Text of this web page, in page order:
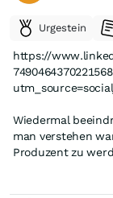
verbessert.
in den letzten
Mit Potenzial für ein el domo oder Fruta del norte 2.0. 👏 Das
hat alles Fredy
Salazar wie
Urgestein
https://
Wiedermal
man verstehen warum 99 % der Explorer es nie schaffen ein
Produzent zu
Das ist echt eine